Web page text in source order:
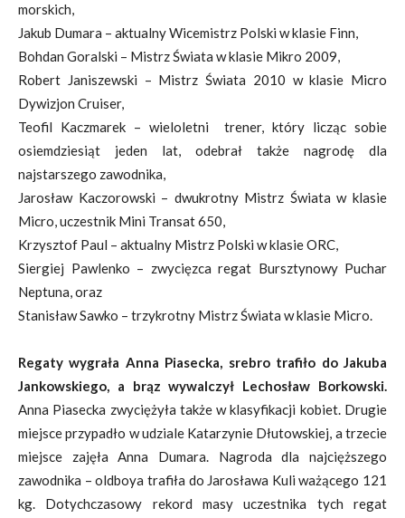
morskich,
Jakub Dumara – aktualny Wicemistrz Polski w klasie Finn,
Bohdan Goralski – Mistrz Świata w klasie Mikro 2009,
Robert Janiszewski – Mistrz Świata 2010 w klasie Micro
Dywizjon Cruiser,
Teofil Kaczmarek – wieloletni trener, który licząc sobie
osiemdziesiąt jeden lat, odebrał także nagrodę dla
najstarszego zawodnika,
Jarosław Kaczorowski – dwukrotny Mistrz Świata w klasie
Micro, uczestnik Mini Transat 650,
Krzysztof Paul – aktualny Mistrz Polski w klasie ORC,
Siergiej Pawlenko – zwycięzca regat Bursztynowy Puchar
Neptuna, oraz
Stanisław Sawko – trzykrotny Mistrz Świata w klasie Micro.
Regaty wygrała Anna Piasecka, srebro trafiło do Jakuba
Jankowskiego, a brąz wywalczył Lechosław Borkowski.
Anna Piasecka zwyciężyła także w klasyfikacji kobiet. Drugie
miejsce przypadło w udziale Katarzynie Dłutowskiej, a trzecie
miejsce zajęła Anna Dumara. Nagroda dla najcięższego
zawodnika – oldboya trafiła do Jarosława Kuli ważącego 121
kg. Dotychczasowy rekord masy uczestnika tych regat